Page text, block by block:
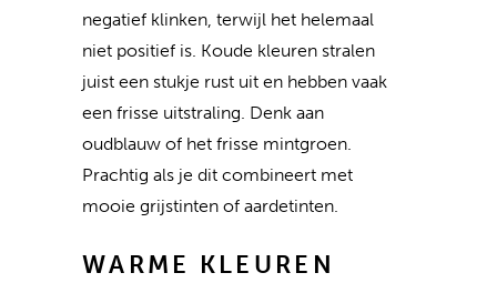
negatief klinken, terwijl het helemaal
niet positief is. Koude kleuren stralen
juist een stukje rust uit en hebben vaak
een frisse uitstraling. Denk aan
oudblauw of het frisse mintgroen.
Prachtig als je dit combineert met
mooie grijstinten of aardetinten.
WARME KLEUREN